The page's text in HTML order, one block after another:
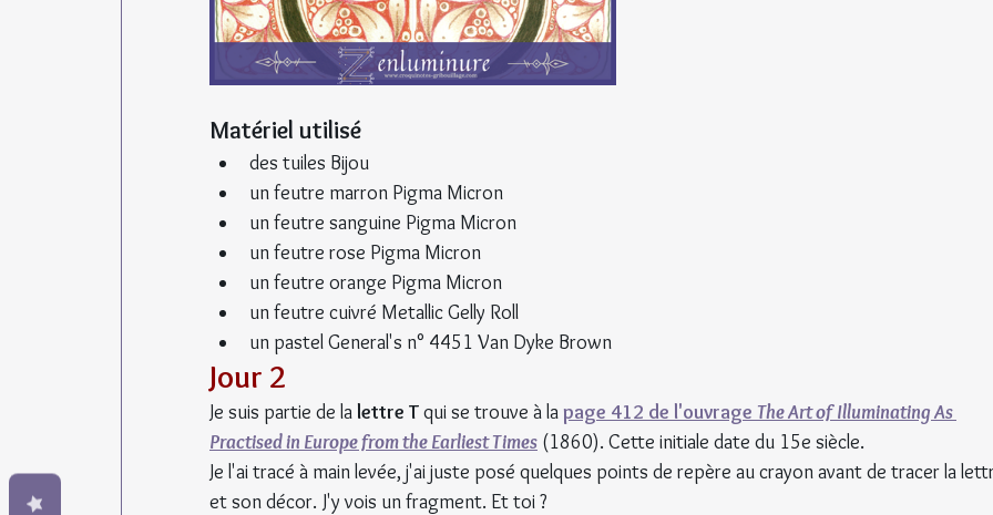
Matériel utilisé
des tuiles Bijou
un feutre marron Pigma Micron
un feutre sanguine Pigma Micron
un feutre rose Pigma Micron
un feutre orange Pigma Micron
un feutre cuivré Metallic Gelly Roll
un pastel General's n° 4451 Van Dyke Brown
Jour 2
Je suis partie de la lettre T qui se trouve à la page 412 de l'ouvrage The Art of Illuminating As
Practised in Europe from the Earliest Times (1860). Cette initiale date du 15e siècle.
Je l'ai tracé à main levée, j'ai juste posé quelques points de repère au crayon avant de tracer la
et son décor. J'y vois un fragment. Et toi ?